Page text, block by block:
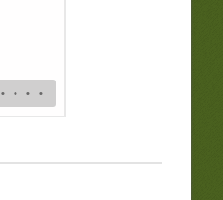
• • • •